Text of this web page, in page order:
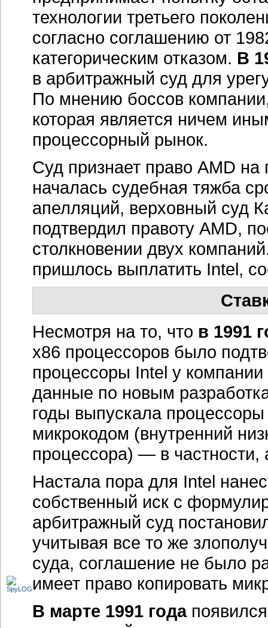
пришлось выплатить Intel,
Несмотря на то, чтов 1991
x86 процессоров было
процессоры Intel у
данные по новым
годы выпускала
микрокодом (внутренний
процессора) — в частности,
Настала пора для Intel
собственный иск с
арбитражный суд
учитывая все то же
суда, соглашение не было
имеет право копировать
В марте 1991 года
отличающийся по схеме от
Intel отреагировал новым
производить любые
Intel. AMD тем временем,
процессоры —
к октябрю
Am386. Обороты компании
В том же 1991 годуAMD
в Северной Калифорнии,
направленных на
арбитраж вновь вынес
10 млн. долл., плюс
любых патентов Intel,